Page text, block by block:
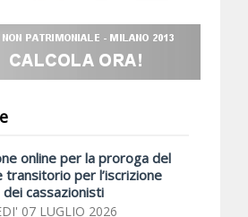
online per la proroga del
transitorio per l’iscrizione
dei cassazionisti
07 LUGLIO 2026